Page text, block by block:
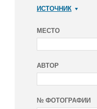
ИСТОЧНИК
МЕСТО
АВТОР
№ ФОТОГРАФИИ